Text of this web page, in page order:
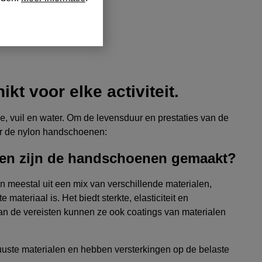
voor elke activiteit.
vuil en water. Om de levensduur en prestaties van de
de nylon handschoenen:
zijn de handschoenen gemaakt?
meestal uit een mix van verschillende materialen,
materiaal is. Het biedt sterkte, elasticiteit en
de vereisten kunnen ze ook coatings van materialen
materialen en hebben versterkingen op de belaste